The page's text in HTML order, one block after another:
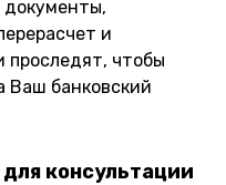
и
проследят, чтобы
Ваш банковский
консультации